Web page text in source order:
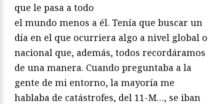
que le pasa a todo
el mundo menos a él. Tenía que buscar un
día en el que ocurriera algo a nivel global o
nacional que, además, todos recordáramos
de una manera. Cuando preguntaba a la
gente de mi entorno, la mayoría me
hablaba de catástrofes, del 11-M…, se iban